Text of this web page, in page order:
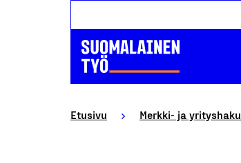
Etusivu Merkki- ja yrityshaku